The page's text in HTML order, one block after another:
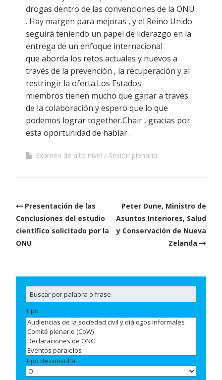
drogas dentro de las convenciones de la ONU
. Hay margen para mejoras , y el Reino Unido
seguirá teniendo un papel de liderazgo en la
entrega de un enfoque internacional
que aborda los retos actuales y nuevos a
través de la prevención , la recuperación y al
restringir la oferta.Los Estados
miembros tienen mucho que ganar a través
de la colaboración y espero que lo que
podemos lograr together.Chair , gracias por
esta oportunidad de hablar .
Examen de alto nivel Sesión plenaria
Post
navigation
Presentación de las
Conclusiones del estudio
científico solicitado por la
ONU
Peter Dune, Ministro de
Asuntos Interiores, Salud
y Conservación de Nueva
Zelanda
Tipo
Tipo de consulta